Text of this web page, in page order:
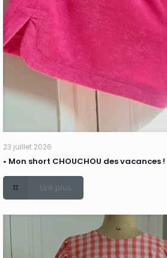
23 juillet 2026
• Mon short CHOUCHOU des vacances
Lire plus